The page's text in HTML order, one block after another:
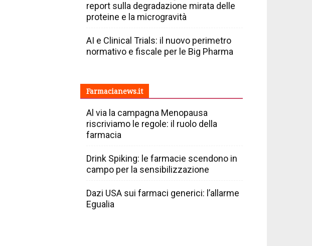
report sulla degradazione mirata delle
proteine e la microgravità
AI e Clinical Trials: il nuovo perimetro
normativo e fiscale per le Big Pharma
Farmacianews.it
Al via la campagna Menopausa
riscriviamo le regole: il ruolo della
farmacia
Drink Spiking: le farmacie scendono in
campo per la sensibilizzazione
Dazi USA sui farmaci generici: l’allarme
Egualia